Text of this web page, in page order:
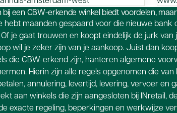
bij een CBW-erkende winkel biedt voordelen,
hebt maanden gespaard voor die nieuwe
je gaat trouwen en koopt eindelijk de jurk
wil je zeker zijn van je aankoop. Juist dan
die CBW-erkend zijn, hanteren algemene
Hierin zijn alle regels opgenomen die
annulering, levertijd, levering, vervoer
aan winkels die zijn aangesloten bij INretail,
exacte regeling, beperkingen en werkwijze